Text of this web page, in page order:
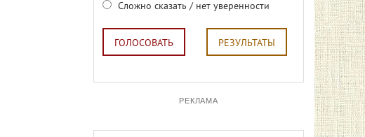
Сложно сказать / нет уверенности
ГОЛОСОВАТЬ РЕЗУЛЬТАТЫ
РЕКЛАМА